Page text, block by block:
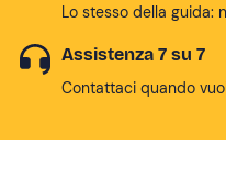
Lo stesso della guida:
Assistenza 7 su 7
Contattaci quando